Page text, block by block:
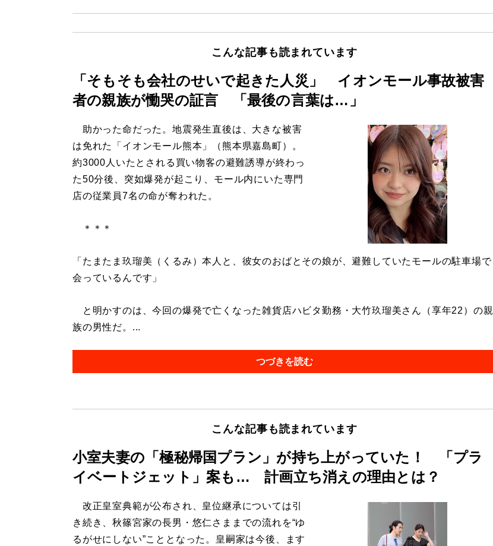
こんな記事も読まれています
「そもそも会社のせいで起きた人災」 イオンモール事故被害
者の親族が慟哭の証言 「最後の言葉は…」
助かった命だった。地震発生直後は、大きな被害
は免れた「イオンモール熊本」（熊本県嘉島町）。
約3000人いたとされる買い物客の避難誘導が終わっ
た50分後、突如爆発が起こり、モール内にいた専門
店の従業員7名の命が奪われた。
＊＊＊
「たまたま玖瑠美（くるみ）本人と、彼女のおばとその娘が、避難していたモールの駐車場で
会っているんです」
と明かすのは、今回の爆発で亡くなった雑貨店ハビタ勤務・大竹玖瑠美さん（享年22）の親
族の男性だ。...
つづきを読む
こんな記事も読まれています
小室夫妻の「極秘帰国プラン」が持ち上がっていた！ 「プラ
イベートジェット」案も… 計画立ち消えの理由とは？
改正皇室典範が公布され、皇位継承については引
き続き、秋篠宮家の長男・悠仁さままでの流れを“ゆ
るがせにしない”こととなった。皇嗣家は今後、ます